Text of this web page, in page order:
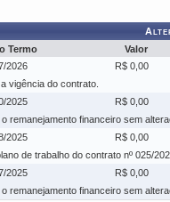
Termo
Valor
2026
R$ 0,00
vigência do contrato.
2025
R$ 0,00
remanejamento financeiro sem
2025
R$ 0,00
de trabalho do contrato nº 025/
2025
R$ 0,00
remanejamento financeiro sem